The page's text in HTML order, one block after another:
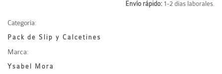
Envío rápido: 1-2 días laborales.
Categoría:
Pack de Slip y Calcetines
Marca:
Ysabel Mora